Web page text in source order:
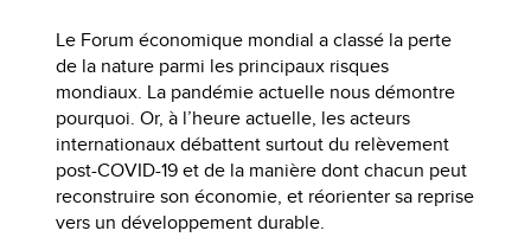
Le Forum économique mondial a classé la perte
de la nature parmi les principaux risques
mondiaux. La pandémie actuelle nous démontre
pourquoi. Or, à l’heure actuelle, les acteurs
internationaux débattent surtout du relèvement
post-COVID-19 et de la manière dont chacun peut
reconstruire son économie, et réorienter sa reprise
vers un développement durable.